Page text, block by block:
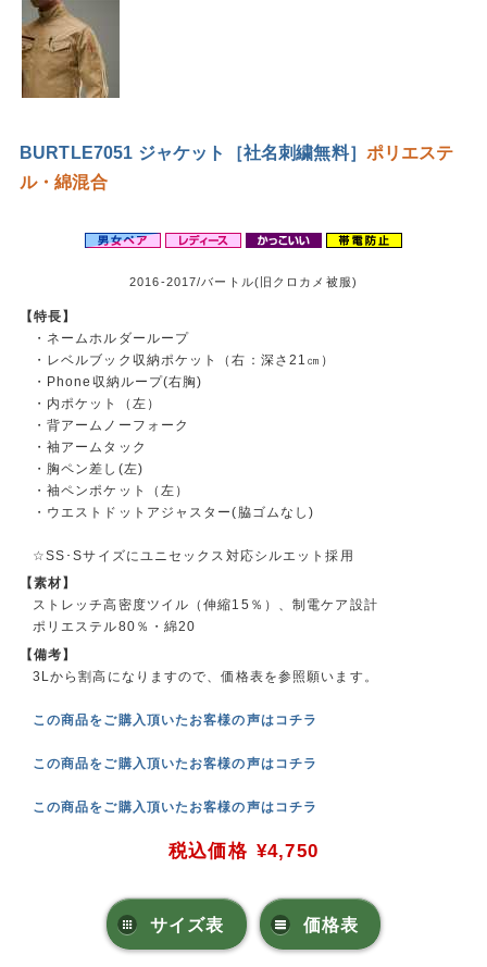
BURTLE7051 ジャケット［社名刺繍無料］ ポリエステ
ル・綿混合
2016-2017/バートル(旧クロカメ被服)
【特長】
・ネームホルダーループ
・レベルブック収納ポケット（右：深さ21㎝）
・Phone収納ループ(右胸)
・内ポケット（左）
・背アームノーフォーク
・袖アームタック
・胸ペン差し(左)
・袖ペンポケット（左）
・ウエストドットアジャスター(脇ゴムなし)
☆SS･Sサイズにユニセックス対応シルエット採用
【素材】
ストレッチ高密度ツイル（伸縮15％）、制電ケア設計
ポリエステル80％・綿20
【備考】
3Lから割高になりますので、価格表を参照願います。
この商品をご購入頂いたお客様の声はコチラ
この商品をご購入頂いたお客様の声はコチラ
この商品をご購入頂いたお客様の声はコチラ
税込価格 ¥4,750
サイズ表 価格表